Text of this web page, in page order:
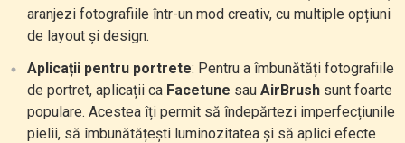
aranjezi fotografiile într-un mod creativ, cu multiple opțiuni
de layout și design.
Aplicații pentru portrete: Pentru a îmbunătăți fotografiile
de portret, aplicații ca Facetune sau AirBrushsunt foarte
populare. Acestea îți permit să îndepărtezi imperfecțiunile
pielii, să îmbunătățești luminozitatea și să aplici efecte